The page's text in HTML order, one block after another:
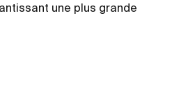
une plus grande